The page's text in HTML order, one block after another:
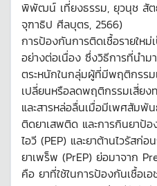
พิพัฒน์ เที่ยงธรรม, ยุวนุช สั
จุฑาธิป ศีลบุตร, 2566)
การป้องกันการติดเชื้อรายให
อย่างต่อเนื่อง ซึ่งวิธีการที่นำม
ตระหนักในกลุ่มผู้ที่มีพฤติกรรม
เปลี่ยนหรือลดพฤติกรรมเสี่ยง
และสารหล่อลื่นเมื่อมีเพศสัมพั
ติดยาเสพติด และการกินยาป้
ไอวี (PEP) และยาต้านไวรัสก่อ
ยาเพร็พ (PrEP) ย่อมาจาก
คือ ยาที่ใช้ในการป้องกันเชื้อเ